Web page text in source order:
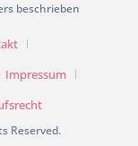
beschrieben
Impressum
Reserved.